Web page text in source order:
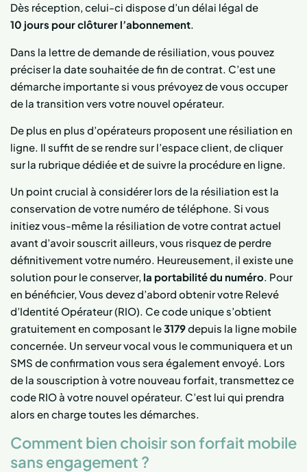
Dès réception, celui-ci dispose d’un délai légal de
10 jours pour clôturer l’abonnement.
Dans la lettre de demande de résiliation, vous pouvez
préciser la date souhaitée de fin de contrat. C’est une
démarche importante si vous prévoyez de vous occuper
de la transition vers votre nouvel opérateur.
De plus en plus d’opérateurs proposent une résiliation en
ligne. Il suffit de se rendre sur l’espace client, de cliquer
sur la rubrique dédiée et de suivre la procédure en ligne.
Un point crucial à considérer lors de la résiliation est la
conservation de votre numéro de téléphone. Si vous
initiez vous-même la résiliation de votre contrat actuel
avant d’avoir souscrit ailleurs, vous risquez de perdre
définitivement votre numéro. Heureusement, il existe une
solution pour le conserver, la portabilité du numéro. Pour
en bénéficier, Vous devez d’abord obtenir votre Relevé
d’Identité Opérateur (RIO). Ce code unique s’obtient
gratuitement en composant le3179depuis la ligne mobile
concernée. Un serveur vocal vous le communiquera et un
SMS de confirmation vous sera également envoyé. Lors
de la souscription à votre nouveau forfait, transmettez ce
code RIO à votre nouvel opérateur. C’est lui qui prendra
alors en charge toutes les démarches.
Comment bien choisir son forfait mobile
sans engagement ?